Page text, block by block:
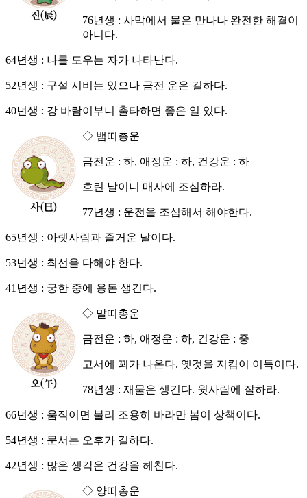
76년생 : 사막에서 물은 만나나 완전한 해결이
아니다.
64년생 : 나를 도우는 자가 나타난다.
52년생 : 구설 시비는 있으나 금전 운은 길하다.
40년생 : 강 바람이부니 출타하면 좋은 일 있다.
◇ 뱀띠총운
금전운 : 하, 애정운 : 하, 건강운 : 하
흐린 날이니 매사에 조심하라.
77년생 : 운전을 조심해서 해야한다.
65년생 : 아랫사람과 즐거운 날이다.
53년생 : 최선을 다해야 한다.
41년생 : 궁한 중에 용돈 생긴다.
◇ 말띠총운
금전운 : 하, 애정운 : 하, 건강운 : 중
고서에 꾀가 나온다. 옛것을 지킴이 이득이다.
78년생 : 재물은 생긴다. 윗사람에 잘하라.
66년생 : 움직이면 불리 조용히 바라만 봄이 상책이다.
54년생 : 문서는 오후가 길하다.
42년생 : 많은 생각은 건강을 헤친다.
◇ 양띠총운